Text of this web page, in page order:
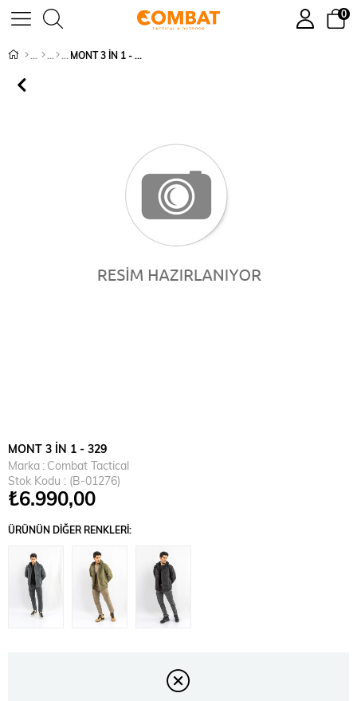
0
MONT 3 İN 1 - 329
MONT 3 İN 1 - 329
Marka : Combat Tactical
Stok Kodu
(B-01276)
₺6.990,00
ÜRÜNÜN DIĞER RENKLERI: